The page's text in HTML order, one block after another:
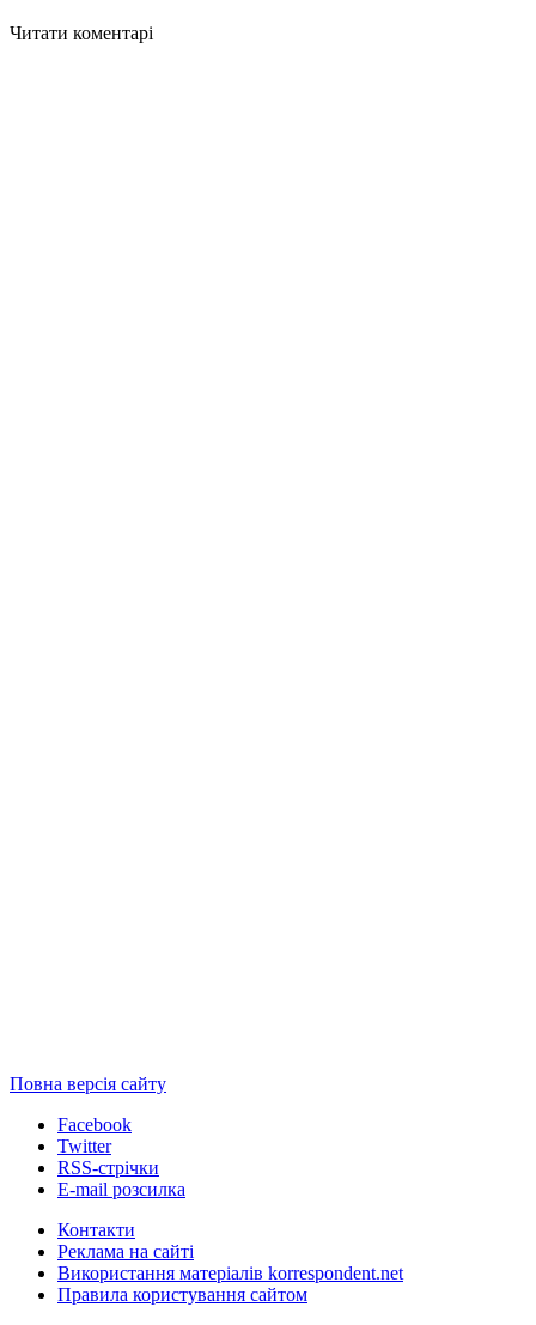
Читати коментарі
Повна версія сайту
Facebook
Twitter
RSS-стрічки
E-mail розсилка
Контакти
Реклама на сайті
Використання матеріалів korrespondent.net
Правила користування сайтом